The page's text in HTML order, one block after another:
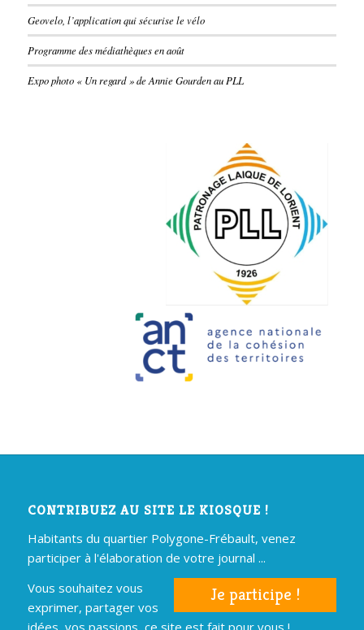
Geovelo, l’application qui sécurise le vélo
Programme des médiathèques en août
Expo photo « Un regard » de Annie Gourden au PLL
CONTRIBUEZ AU SITE LE KIOSQUE !
Habitants du quartier Polygone-Frébault, venez
participer à l'élaboration de votre journal ...
Je participe !
Vous souhaitez vous
exprimer, partager vos
idées, vos passions, ce site est fait pour vous !